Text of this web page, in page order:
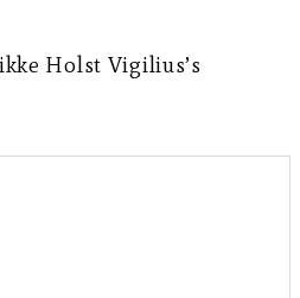
Holst Vigilius’s